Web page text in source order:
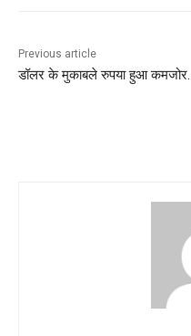
Previous article
डॉलर के मुकाबले रुपया हुआ